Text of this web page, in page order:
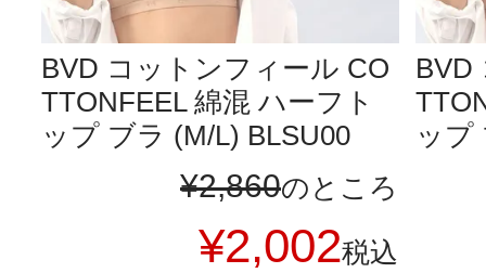
BVD コットンフィール CO
TTONFEEL 綿混 ハーフト
ップ ブラ (M/L) BLSU00
¥2,860のところ
¥2,002税込
BVD
ップ